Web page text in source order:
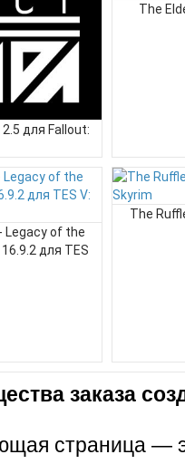
для Fallout:
The
Legacy of the
для TES
The
заказа
страница —